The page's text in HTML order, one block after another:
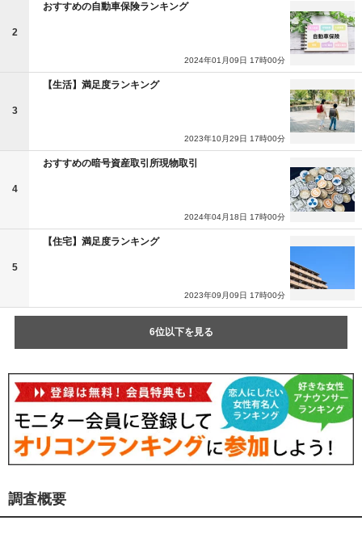
2
おすすめの自動車保険ランキング
2024年01月09日 17時00分
3
【生活】満足度ランキング
2023年10月29日 17時00分
4
おすすめの暗号資産取引所現物取引
2024年04月18日 17時00分
5
【住宅】満足度ランキング
2023年09月09日 17時00分
6位以下を見る
調査概要